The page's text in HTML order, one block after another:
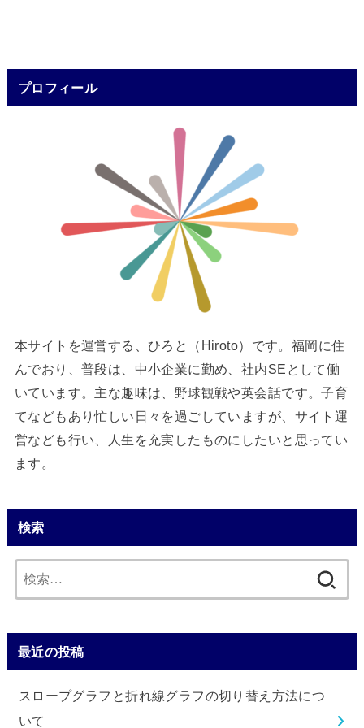
プロフィール
本サイトを運営する、ひろと（Hiroto）です。福岡に住
んでおり、普段は、中小企業に勤め、社内SEとして働
いています。主な趣味は、野球観戦や英会話です。子育
てなどもあり忙しい日々を過ごしていますが、サイト運
営なども行い、人生を充実したものにしたいと思ってい
ます。
検索
索:
最近の投稿
スロープグラフと折れ線グラフの切り替え方法につ
いて